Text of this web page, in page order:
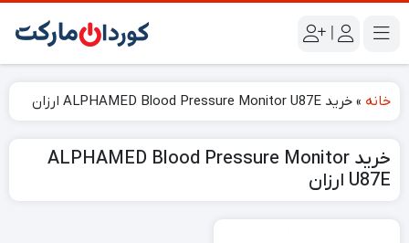
|
خانه » خرید ALPHAMED Blood Pressure Monitor U87E ارزان
خرید ALPHAMED Blood Pressure Monitor
U87E ارزان